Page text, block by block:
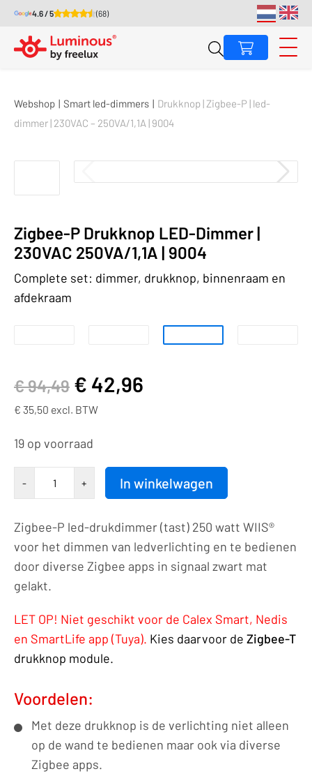
4.6 / 5 (68)
Webshop | Smart led-dimmers | Drukknop | Zigbee-P | led-
dimmer | 230VAC – 250VA/1,1A | 9004
Zigbee-P Drukknop LED-Dimmer |
230VAC 250VA/1,1A | 9004
Complete set: dimmer, drukknop, binnenraam en
afdekraam
€94,49 € 42,96
€ 35,50 excl. BTW
19 op voorraad
- +
Drukknop
|
P
led-
dimmer
|
230VAC
|
9004
aantal
In winkelwagen
Zigbee-P led-drukdimmer (tast) 250 watt WIIS®
voor het dimmen van ledverlichting en te bedienen
door diverse Zigbee apps in signaal zwart mat
gelakt.
LET OP! Niet geschikt voor de Calex Smart, Nedis
en SmartLife app (Tuya). Kies daarvoor de Zigbee-T
drukknop module.
Voordelen:
Met deze drukknop is de verlichting niet alleen
op de wand te bedienen maar ook via diverse
Zigbee apps.